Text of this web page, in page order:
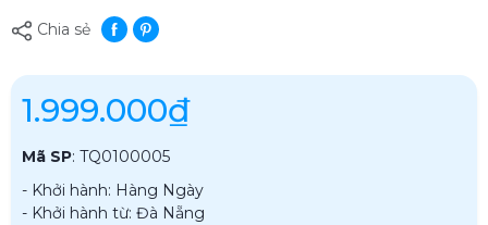
Chia sẻ
1.999.000₫
Mã SP: TQ0100005
- Khởi hành: Hàng Ngày
- Khởi hành từ: Đà Nẵng